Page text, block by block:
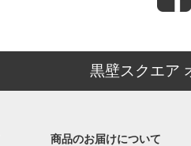
黒壁スクエア
商品のお届けについて